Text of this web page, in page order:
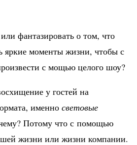
фантазировать о том, что
яркие моменты жизни, чтобы с
с мощью целого шоу?
у гостей на
именно световые
Потому что с помощью
жизни или жизни компании.